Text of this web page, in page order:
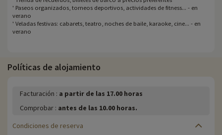
' Paseos organizados, torneos deportivos, actividades de fitness... - en
verano
' Veladas festivas: cabarets, teatro, noches de baile, karaoke, cine... - en
verano
Políticas de alojamiento
Facturación : a partir de las 17.00 horas
Comprobar : antes de las 10.00 horas.
Condiciones de reserva